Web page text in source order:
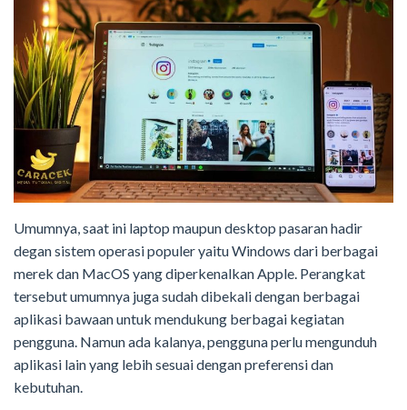
Umumnya, saat ini laptop maupun desktop pasaran hadir
degan sistem operasi populer yaitu Windows dari berbagai
merek dan MacOS yang diperkenalkan Apple. Perangkat
tersebut umumnya juga sudah dibekali dengan berbagai
aplikasi bawaan untuk mendukung berbagai kegiatan
pengguna. Namun ada kalanya, pengguna perlu mengunduh
aplikasi lain yang lebih sesuai dengan preferensi dan
kebutuhan.